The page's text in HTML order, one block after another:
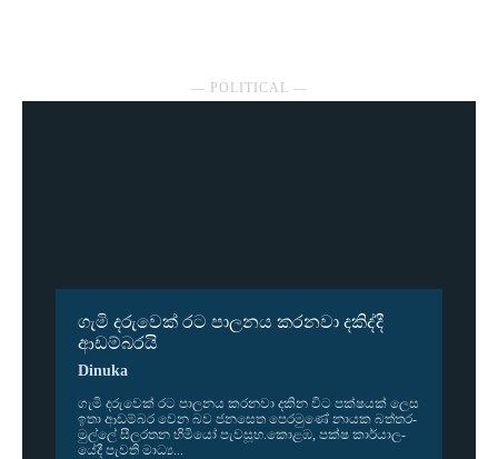
― POLITICAL ―
ගැමි දරුවෙක් රට පාලනය කරනවා දකිද්දී
ආඩම්බරයි
Dinuka
ගැමි දරු­වෙක් රට පාල­නය කර­නවා දකින විට පක්ෂ­යක් ලෙස
ඉතා ආඩ­ම්බර වෙන බව ජන­සෙත පෙර­මුණේ නායක බත්ත­ර­
මුල්ලේ සීල­ර­තන හිමියෝ පැව­සූහ.කොළඹ, පක්ෂ කාර්යා­ල­
යේදී පැවති මාධ්‍ය...